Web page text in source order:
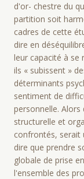
d'or- chestre du
partition soit
cadres de cette
dire en
leur capacité à se
ils « subissent »
déterminants
sentiment de
personnelle.
structurelle et
confrontés, serait
dire que prendre
globale de prise
l'ensemble des